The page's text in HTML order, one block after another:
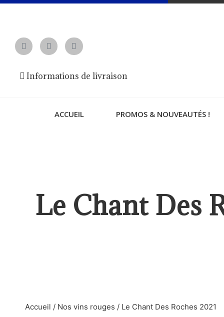
Informations de livraison
ACCUEIL PROMOS & NOUVEAUTÉS !
Le Chant Des
Accueil / Nos vins rouges / Le Chant Des Roches 2021